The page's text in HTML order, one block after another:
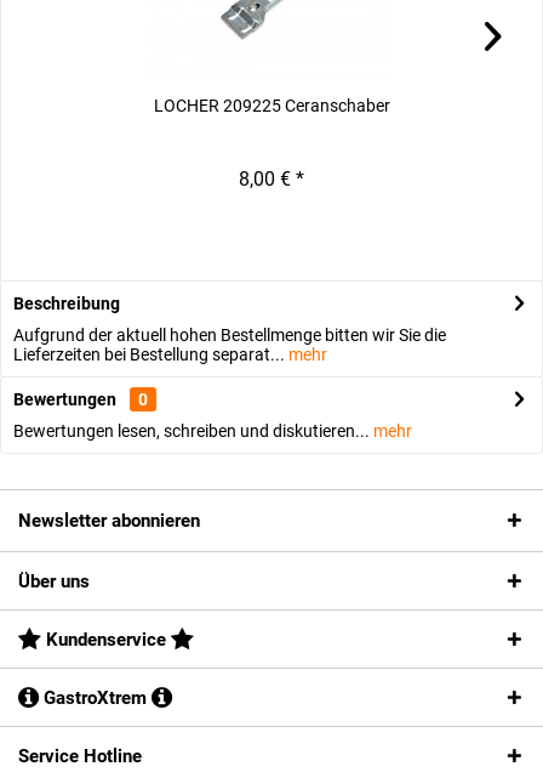
LOCHER 209225 Ceranschaber
8,00 € *
Beschreibung
Aufgrund der aktuell hohen Bestellmenge bitten wir Sie die
Lieferzeiten bei Bestellung separat... mehr
Bewertungen
0
Bewertungen lesen, schreiben und diskutieren... mehr
Newsletter abonnieren
Über uns
Kundenservice
GastroXtrem
Service Hotline